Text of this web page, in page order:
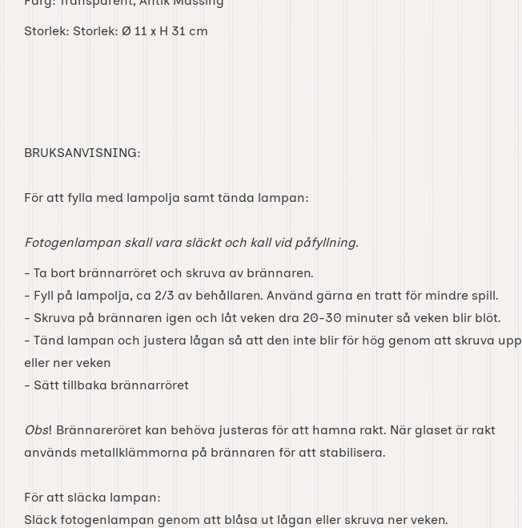
Storlek: Storlek: Ø 11 x H 31 cm
BRUKSANVISNING:
För att fylla med lampolja samt tända lampan:
Fotogenlampan skall vara släckt och kall vid påfyllning.
- Ta bort brännarröret och skruva av brännaren.
- Fyll på lampolja, ca 2/3 av behållaren. Använd gärna en tratt för mindre spill.
- Skruva på brännaren igen och låt veken dra 20-30 minuter så veken blir blöt.
- Tänd lampan och justera lågan så att den inte blir för hög genom att skruva upp
eller ner veken
- Sätt tillbaka brännarröret
Obs! Brännareröret kan behöva justeras för att hamna rakt. När glaset är rakt
används metallklämmorna på brännaren för att stabilisera.
För att släcka lampan:
Släck fotogenlampan genom att blåsa ut lågan eller skruva ner veken.